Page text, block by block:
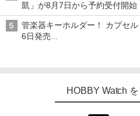
凱」が8月7日から予約受付開始
管楽器キーホルダー！ カプセ
6日発売
HOBBY Watch